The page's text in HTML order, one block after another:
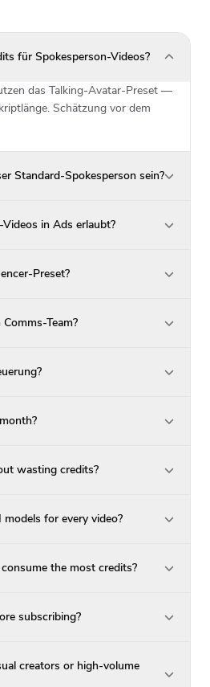
für Spokesperson-Videos?
das Talking-Avatar-Preset —
Schätzung vor dem
Standard-Spokesperson sein?
in Ads erlaubt?
Preset?
Team?
wasting credits?
models for every video?
the most credits?
subscribing?
creators or high-volume